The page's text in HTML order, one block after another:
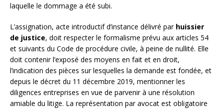
laquelle le dommage a été subi.
L’assignation, acte introductif d’instance délivré par huissier
de justice, doit respecter le formalisme prévu aux articles 54
et suivants du Code de procédure civile, à peine de nullité. Elle
doit contenir l’exposé des moyens en fait et en droit,
l’indication des pièces sur lesquelles la demande est fondée, et
depuis le décret du 11 décembre 2019, mentionner les
diligences entreprises en vue de parvenir à une résolution
amiable du litige. La représentation par avocat est obligatoire